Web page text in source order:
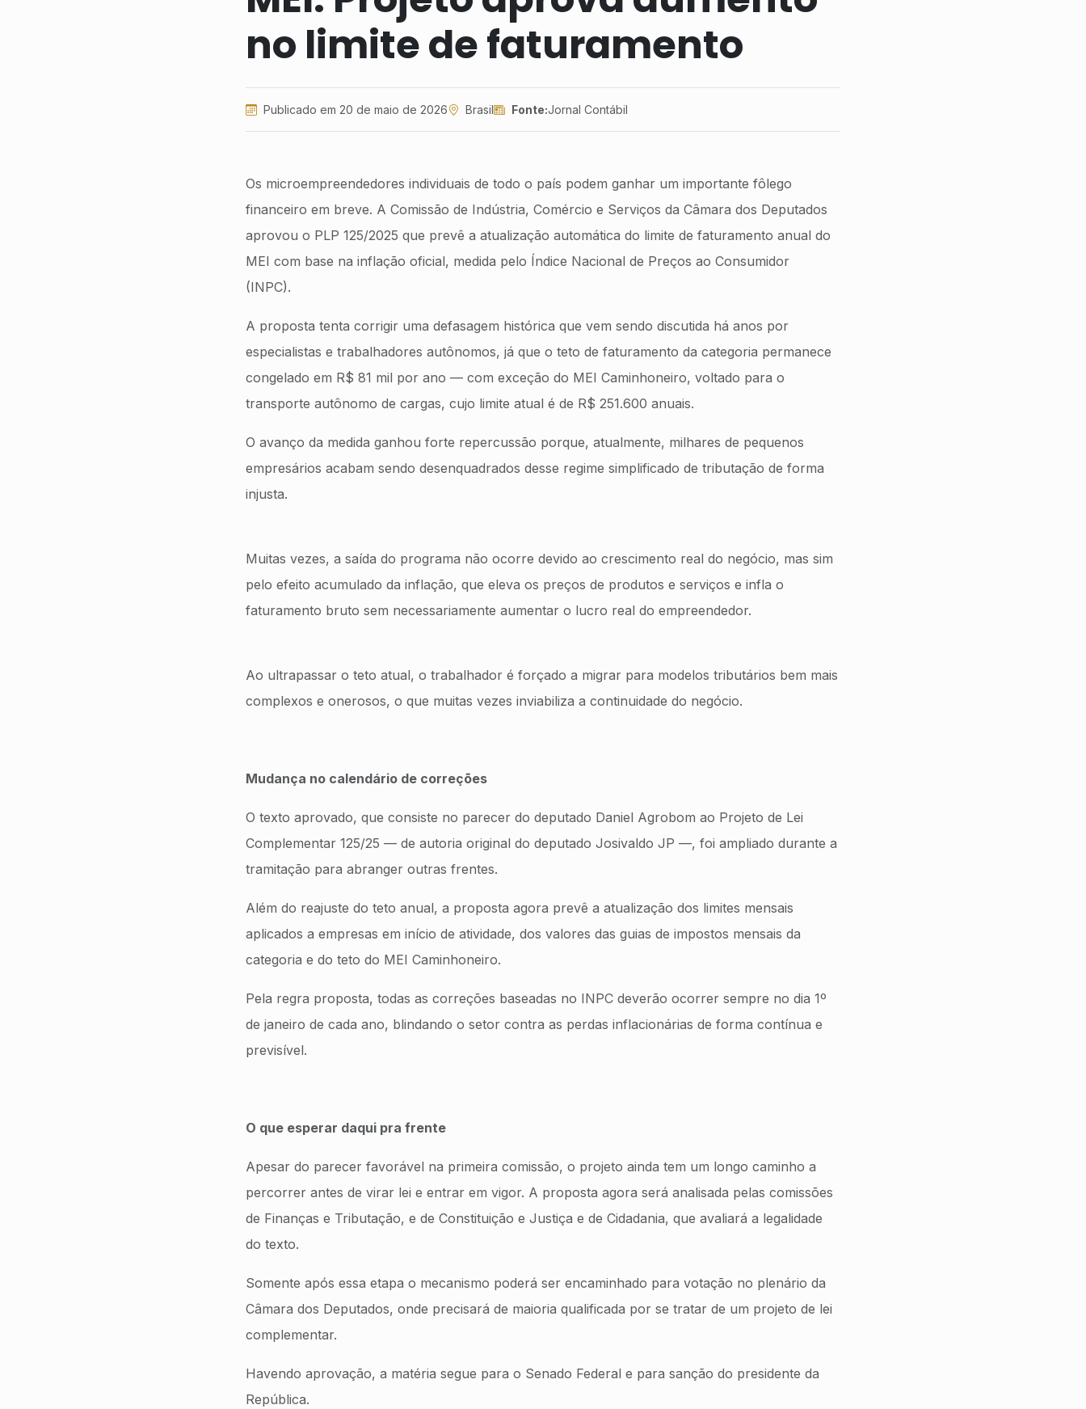
no limite de faturamento
Publicado em 20 de maio de 2026 Brasil Fonte:Jornal Contábil
Os microempreendedores individuais de todo o país podem ganhar um importante fôlego
financeiro em breve. A Comissão de Indústria, Comércio e Serviços da Câmara dos Deputados
aprovou o PLP 125/2025 que prevê a atualização automática do limite de faturamento anual do
MEI com base na inflação oficial, medida pelo Índice Nacional de Preços ao Consumidor
(INPC).
A proposta tenta corrigir uma defasagem histórica que vem sendo discutida há anos por
especialistas e trabalhadores autônomos, já que o teto de faturamento da categoria permanece
congelado em R$ 81 mil por ano — com exceção do MEI Caminhoneiro, voltado para o
transporte autônomo de cargas, cujo limite atual é de R$ 251.600 anuais.
O avanço da medida ganhou forte repercussão porque, atualmente, milhares de pequenos
empresários acabam sendo desenquadrados desse regime simplificado de tributação de forma
injusta.
Muitas vezes, a saída do programa não ocorre devido ao crescimento real do negócio, mas sim
pelo efeito acumulado da inflação, que eleva os preços de produtos e serviços e infla o
faturamento bruto sem necessariamente aumentar o lucro real do empreendedor.
Ao ultrapassar o teto atual, o trabalhador é forçado a migrar para modelos tributários bem mais
complexos e onerosos, o que muitas vezes inviabiliza a continuidade do negócio.
Mudança no calendário de correções
O texto aprovado, que consiste no parecer do deputado Daniel Agrobom ao Projeto de Lei
Complementar 125/25 — de autoria original do deputado Josivaldo JP —, foi ampliado durante a
tramitação para abranger outras frentes.
Além do reajuste do teto anual, a proposta agora prevê a atualização dos limites mensais
aplicados a empresas em início de atividade, dos valores das guias de impostos mensais da
categoria e do teto do MEI Caminhoneiro.
Pela regra proposta, todas as correções baseadas no INPC deverão ocorrer sempre no dia 1º
de janeiro de cada ano, blindando o setor contra as perdas inflacionárias de forma contínua e
previsível.
O que esperar daqui pra frente
Apesar do parecer favorável na primeira comissão, o projeto ainda tem um longo caminho a
percorrer antes de virar lei e entrar em vigor. A proposta agora será analisada pelas comissões
de Finanças e Tributação, e de Constituição e Justiça e de Cidadania, que avaliará a legalidade
do texto.
Somente após essa etapa o mecanismo poderá ser encaminhado para votação no plenário da
Câmara dos Deputados, onde precisará de maioria qualificada por se tratar de um projeto de lei
complementar.
Havendo aprovação, a matéria segue para o Senado Federal e para sanção do presidente da
República.